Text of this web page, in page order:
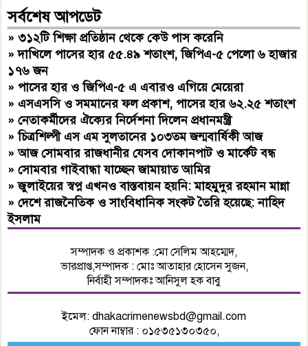
সর্বশেষ আপডেট
»৩১২টি শিক্ষা প্রতিষ্ঠান থেকে কেউ পাস করেনি
»দাখিলে পাসের হার ৫৫.৪৯ শতাংশ, জিপিএ-৫ পেলো ৬ হাজার
১৭৬ জন
»পাসের হার ও জিপিএ-৫ এ এবারও এগিয়ে মেয়েরা
»এসএসসি ও সমমানের ফল প্রকাশ, পাসের হার ৬২.২৫ শতাংশ
»নেতাকর্মীদের ঐক্যের নির্দেশনা দিলেন প্রধানমন্ত্রী
»চিত্রশিল্পী এস এম সুলতানের ১০৩তম জন্মবার্ষিকী আজ
»আজ সোমবার রাজধানীর যেসব দোকানপাট ও মার্কেট বন্ধ
»সোমবার গাইবান্ধা যাচ্ছেন জামায়াত আমির
»জুলাইয়ের স্বপ্ন এখনও বাস্তবায়ন হয়নি: মাহমুদুর রহমান মান্না
»দেশে রাজনৈতিক ও সাংবিধানিক সংকট তৈরি হয়েছে: নাহিদ
ইসলাম
সম্পাদক ও প্রকাশক :মো সেলিম আহম্মেদ,
ভারপ্রাপ্ত,সম্পাদক : মোঃ আতাহার হোসেন সুজন,
নির্বাহী সম্পাদকঃ আনিসুল হক বাবু
ইমেল: dhakacrimenewsbd@gmail.com
ফোন নাম্বার : ০১৫৩৫১৩০৩৫০,